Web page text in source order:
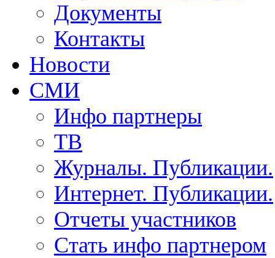
Документы
Контакты
Новости
СМИ
Инфо партнеры
ТВ
Журналы. Публикации.
Интернет. Публикации.
Отчеты участников
Стать инфо партнером